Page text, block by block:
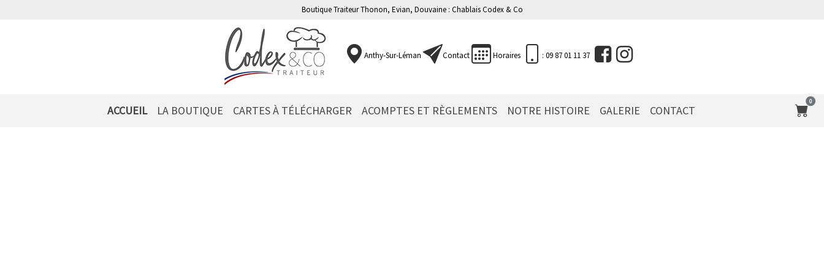
Boutique Traiteur Thonon, Evian, Douvaine : Chablais Codex & Co
Anthy-Sur-Léman Contact Horaires : 09 87 01 11 37
ACCUEIL LA BOUTIQUE CARTES À TÉLÉCHARGER ACOMPTES ET RÈGLEMENTS NOTRE HISTOIRE GALERIE CONTACT
0